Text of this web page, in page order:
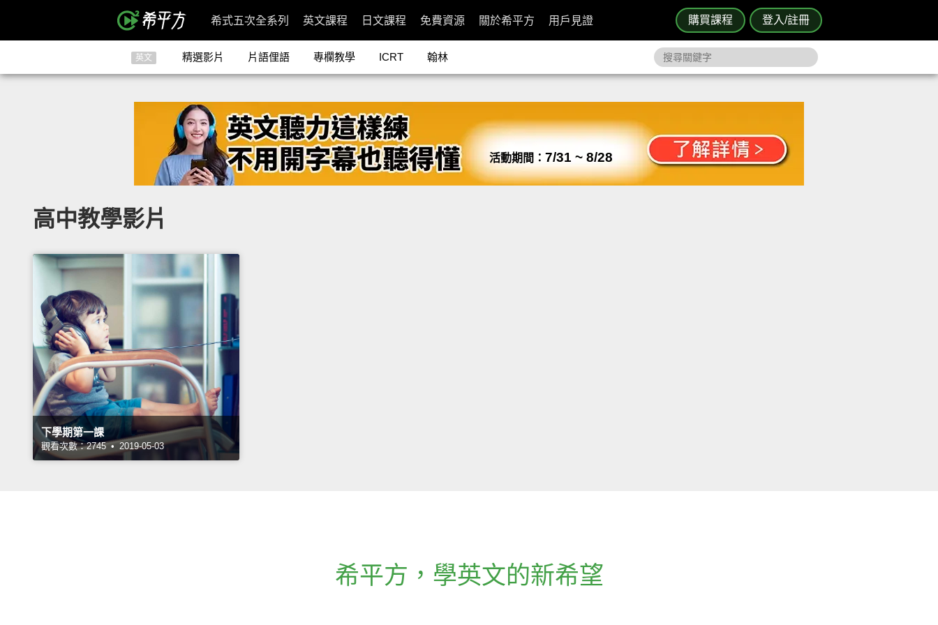
購買課程 登入/註冊
希式五次全系列 英文課程 日文課程 免費資源 關於希平方 用戶見證
英文 精選影片 片語俚語 專欄教學 ICRT 翰林
活動期間： 7/31 ~ 8/28
高中教學影片
下學期第一課
觀看次數：2745 • 2019-05-03
希平方 ， 學英文的新希望